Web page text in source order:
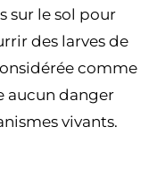
sur le sol pour
des larves de
comme
aucun danger
vivants.